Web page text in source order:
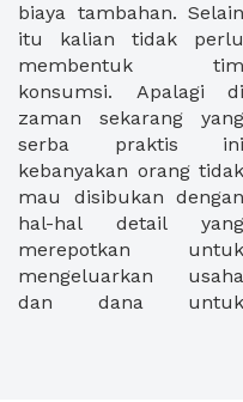
biaya tambahan. Selain
itu kalian tidak perlu
membentuk tim
konsumsi. Apalagi di
zaman sekarang yang
serba praktis ini
kebanyakan orang tidak
mau disibukan dengan
hal-hal detail yang
merepotkan untuk
mengeluarkan usaha
dan dana untuk
tawarkan karena
restoran-restoran yang
ada di situs kami telah
memiliki standar dan
kualitas rasa yang tidak
di ragukan. pesan
restoran yang kalian
inginkan untuk acara
gathering anda